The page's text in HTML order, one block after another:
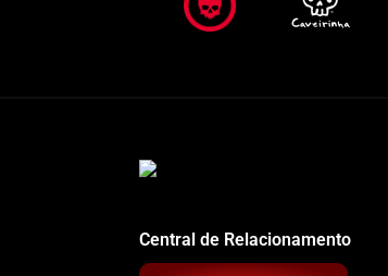
Central de Relacionamento